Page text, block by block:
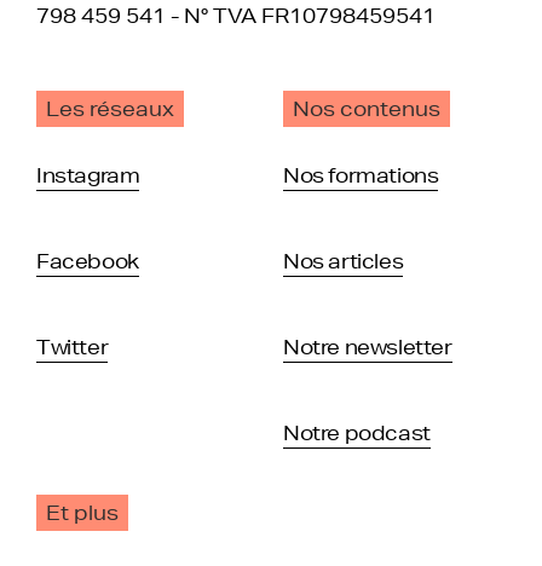
798 459 541 - N° TVA FR10798459541
Les réseaux
Instagram
Facebook
Twitter
Nos contenus
Nos formations
Nos articles
Notre newsletter
Notre podcast
Et plus